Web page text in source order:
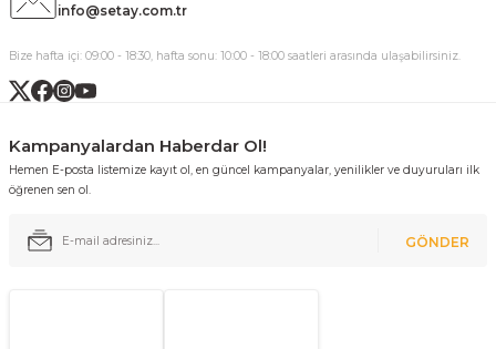
info@setay.com.tr
Bize hafta içi: 09:00 - 18:30, hafta sonu: 10:00 - 18:00 saatleri arasında ulaşabilirsiniz.
Kampanyalardan Haberdar Ol!
Hemen E-posta listemize kayıt ol, en güncel kampanyalar, yenilikler ve duyuruları ilk
öğrenen sen ol.
GÖNDER